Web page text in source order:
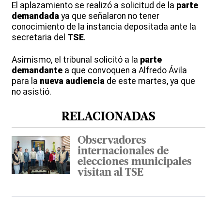
El aplazamiento se realizó a solicitud de la parte
demandada ya que señalaron no tener
conocimiento de la instancia depositada ante la
secretaria del TSE.
Asimismo, el tribunal solicitó a la parte
demandante a que convoquen a Alfredo Ávila
para la nueva audiencia de este martes, ya que
no asistió.
RELACIONADAS
Observadores
internacionales de
elecciones municipales
visitan al TSE